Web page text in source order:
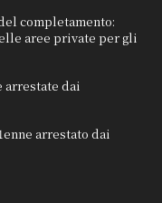
completamento:
aree private per gli
arrestate dai
arrestato dai